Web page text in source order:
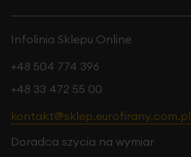
Infolinia Sklepu Online
+48 504 774 396
+48 33 472 55 00
kontakt@sklep.eurofirany.com.pl
Doradca szycia na wymiar